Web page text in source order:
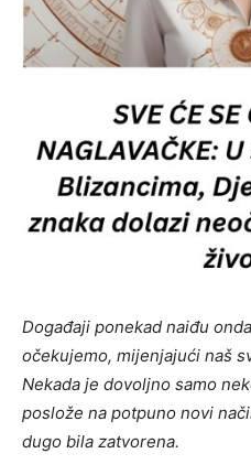
Događaji ponekad naiđu
očekujemo, mijenjajući naš
Nekada je dovoljno samo
poslože na potpuno novi
dugo bila zatvorena.